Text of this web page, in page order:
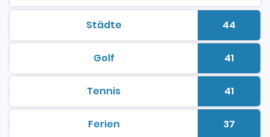
Städtemalvorlagen zum ausdruckenAnzahl
44
Golfmalvorlagen zum ausdruckenAnzahl
41
Tennismalvorlagen zum ausdruckenAnzahl
41
Ferienmalvorlagen zum ausdruckenAnzahl
37